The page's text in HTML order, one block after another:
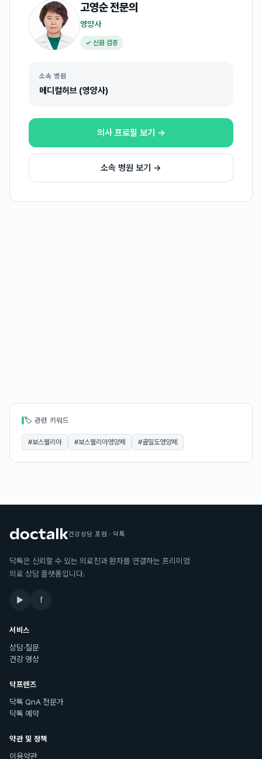
고영순전문의
영양사
✓ 신원 검증
소속 병원
메디컬허브 (영양사)
의사 프로필 보기 →
소속 병원 보기 →
🏷 관련 키워드
#보스웰리아 #보스웰리아영양제 #골밀도영양제
건강상담 포럼 · 닥톡
닥톡은 신뢰할 수 있는 의료진과 환자를 연결하는 프리미엄
의료 상담 플랫폼입니다.
▶ f
서비스
상담·질문
건강 영상
닥프렌즈
닥톡 QnA 전문가
닥톡 예약
약관 및 정책
이용약관